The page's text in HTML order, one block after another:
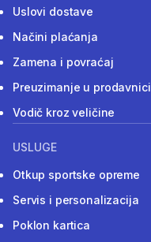
Uslovi dostave
Načini plaćanja
Zamena i povraćaj
Preuzimanje u prodavnici
Vodič kroz veličine
USLUGE
Otkup sportske opreme
Servis i personalizacija
Poklon kartica